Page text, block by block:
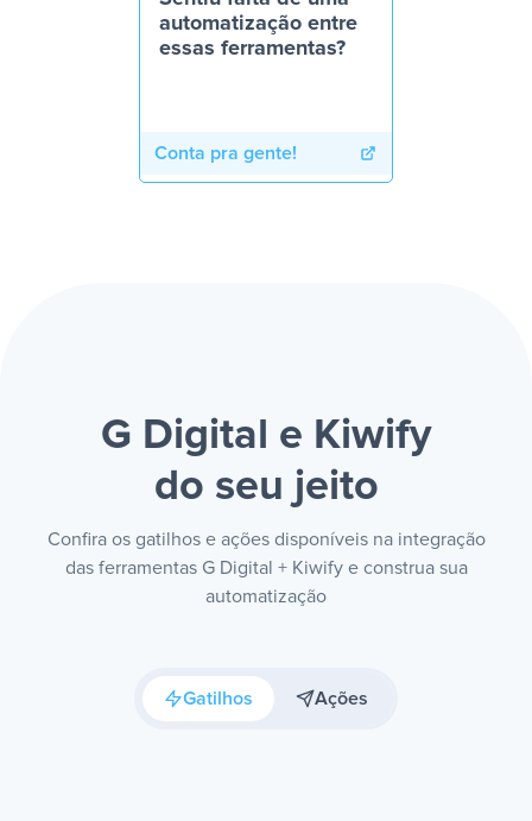
automatização entre
essas ferramentas?
Conta pra gente!
G Digital e Kiwify
do seu jeito
Confira os gatilhos e ações disponíveis na integração
das ferramentas G Digital + Kiwify e construa sua
automatização
Gatilhos Ações